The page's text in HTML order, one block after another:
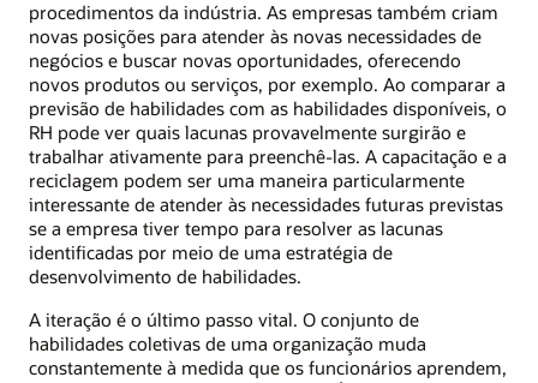
procedimentos da indústria. As empresas também criam
novas posições para atender às novas necessidades de
negócios e buscar novas oportunidades, oferecendo
novos produtos ou serviços, por exemplo. Ao comparar a
previsão de habilidades com as habilidades disponíveis, o
RH pode ver quais lacunas provavelmente surgirão e
trabalhar ativamente para preenchê-las. A capacitação e a
reciclagem podem ser uma maneira particularmente
interessante de atender às necessidades futuras previstas
se a empresa tiver tempo para resolver as lacunas
identificadas por meio de uma estratégia de
desenvolvimento de habilidades.
A iteração é o último passo vital. O conjunto de
habilidades coletivas de uma organização muda
constantemente à medida que os funcionários aprendem,